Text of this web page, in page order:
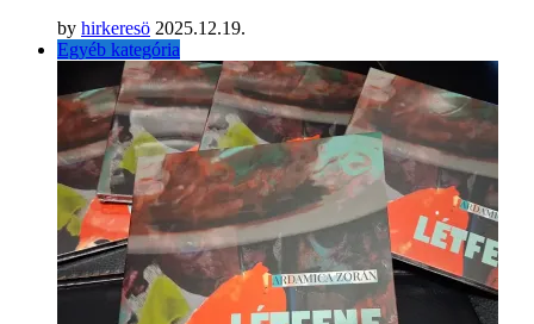
by hirkeresö 2025.12.19.
Egyéb kategória